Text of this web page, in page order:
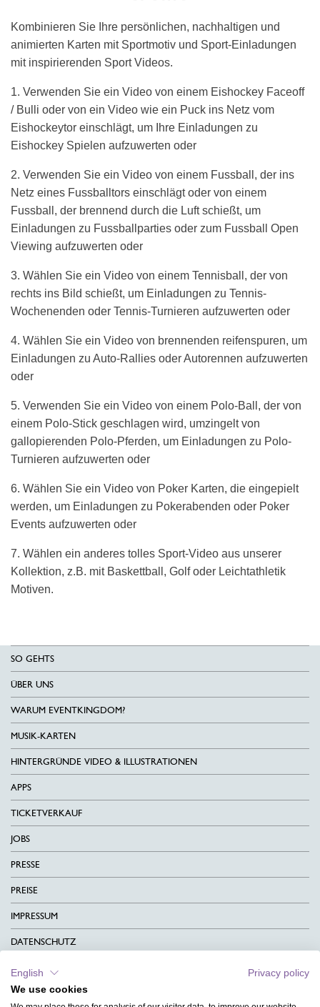
Kombinieren Sie Ihre persönlichen, nachhaltigen und
animierten Karten mit Sportmotiv und Sport-Einladungen
mit inspirierenden Sport Videos.
1. Verwenden Sie ein Video von einem Eishockey Faceoff
/ Bulli oder von ein Video wie ein Puck ins Netz vom
Eishockeytor einschlägt, um Ihre Einladungen zu
Eishockey Spielen aufzuwerten oder
2. Verwenden Sie ein Video von einem Fussball, der ins
Netz eines Fussballtors einschlägt oder von einem
Fussball, der brennend durch die Luft schießt, um
Einladungen zu Fussballparties oder zum Fussball Open
Viewing aufzuwerten oder
3. Wählen Sie ein Video von einem Tennisball, der von
rechts ins Bild schießt, um Einladungen zu Tennis-
Wochenenden oder Tennis-Turnieren aufzuwerten oder
4. Wählen Sie ein Video von brennenden reifenspuren, um
Einladungen zu Auto-Rallies oder Autorennen aufzuwerten
oder
5. Verwenden Sie ein Video von einem Polo-Ball, der von
einem Polo-Stick geschlagen wird, umzingelt von
gallopierenden Polo-Pferden, um Einladungen zu Polo-
Turnieren aufzuwerten oder
6. Wählen Sie ein Video von Poker Karten, die eingepielt
werden, um Einladungen zu Pokerabenden oder Poker
Events aufzuwerten oder
7. Wählen ein anderes tolles Sport-Video aus unserer
Kollektion, z.B. mit Baskettball, Golf oder Leichtathletik
Motiven.
SO GEHTS
ÜBER UNS
WARUM EVENTKINGDOM?
MUSIK-KARTEN
HINTERGRÜNDE VIDEO & ILLUSTRATIONEN
APPS
TICKETVERKAUF
JOBS
PRESSE
PREISE
IMPRESSUM
DATENSCHUTZ
KONTAKT
AGB
English
Privacy policy
We use cookies